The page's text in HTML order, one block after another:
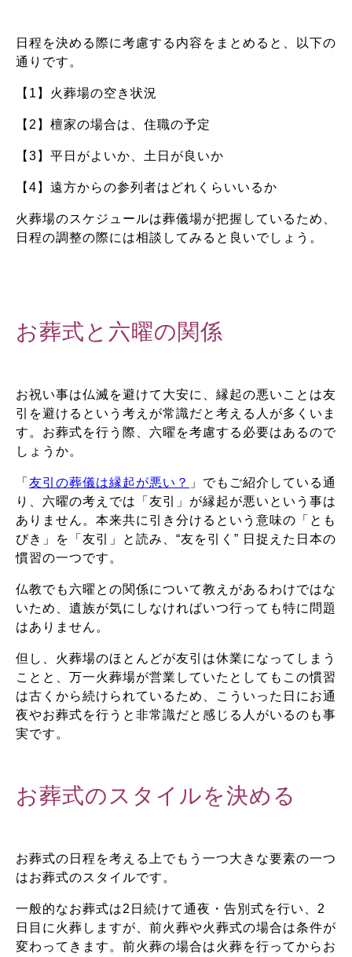
日程を決める際に考慮する内容をまとめると、以下の
通りです。
【1】火葬場の空き状況
【2】檀家の場合は、住職の予定
【3】平日がよいか、土日が良いか
【4】遠方からの参列者はどれくらいいるか
火葬場のスケジュールは葬儀場が把握しているため、
日程の調整の際には相談してみると良いでしょう。
お葬式と六曜の関係
お祝い事は仏滅を避けて大安に、縁起の悪いことは友
引を避けるという考えが常識だと考える人が多くいま
す。お葬式を行う際、六曜を考慮する必要はあるので
しょうか。
「 友引の葬儀は縁起が悪い？ 」でもご紹介している通
り、六曜の考えでは「友引」が縁起が悪いという事は
ありません。本来共に引き分けるという意味の「とも
びき」を「友引」と読み、“友を引く” 日捉えた日本の
慣習の一つです。
仏教でも六曜との関係について教えがあるわけではな
いため、遺族が気にしなければいつ行っても特に問題
はありません。
但し、火葬場のほとんどが友引は休業になってしまう
ことと、万一火葬場が営業していたとしてもこの慣習
は古くから続けられているため、こういった日にお通
夜やお葬式を行うと非常識だと感じる人がいるのも事
実です。
お葬式のスタイルを決める
お葬式の日程を考える上でもう一つ大きな要素の一つ
はお葬式のスタイルです。
一般的なお葬式は2日続けて通夜・告別式を行い、2
日目に火葬しますが、前火葬や火葬式の場合は条件が
変わってきます。前火葬の場合は火葬を行ってからお